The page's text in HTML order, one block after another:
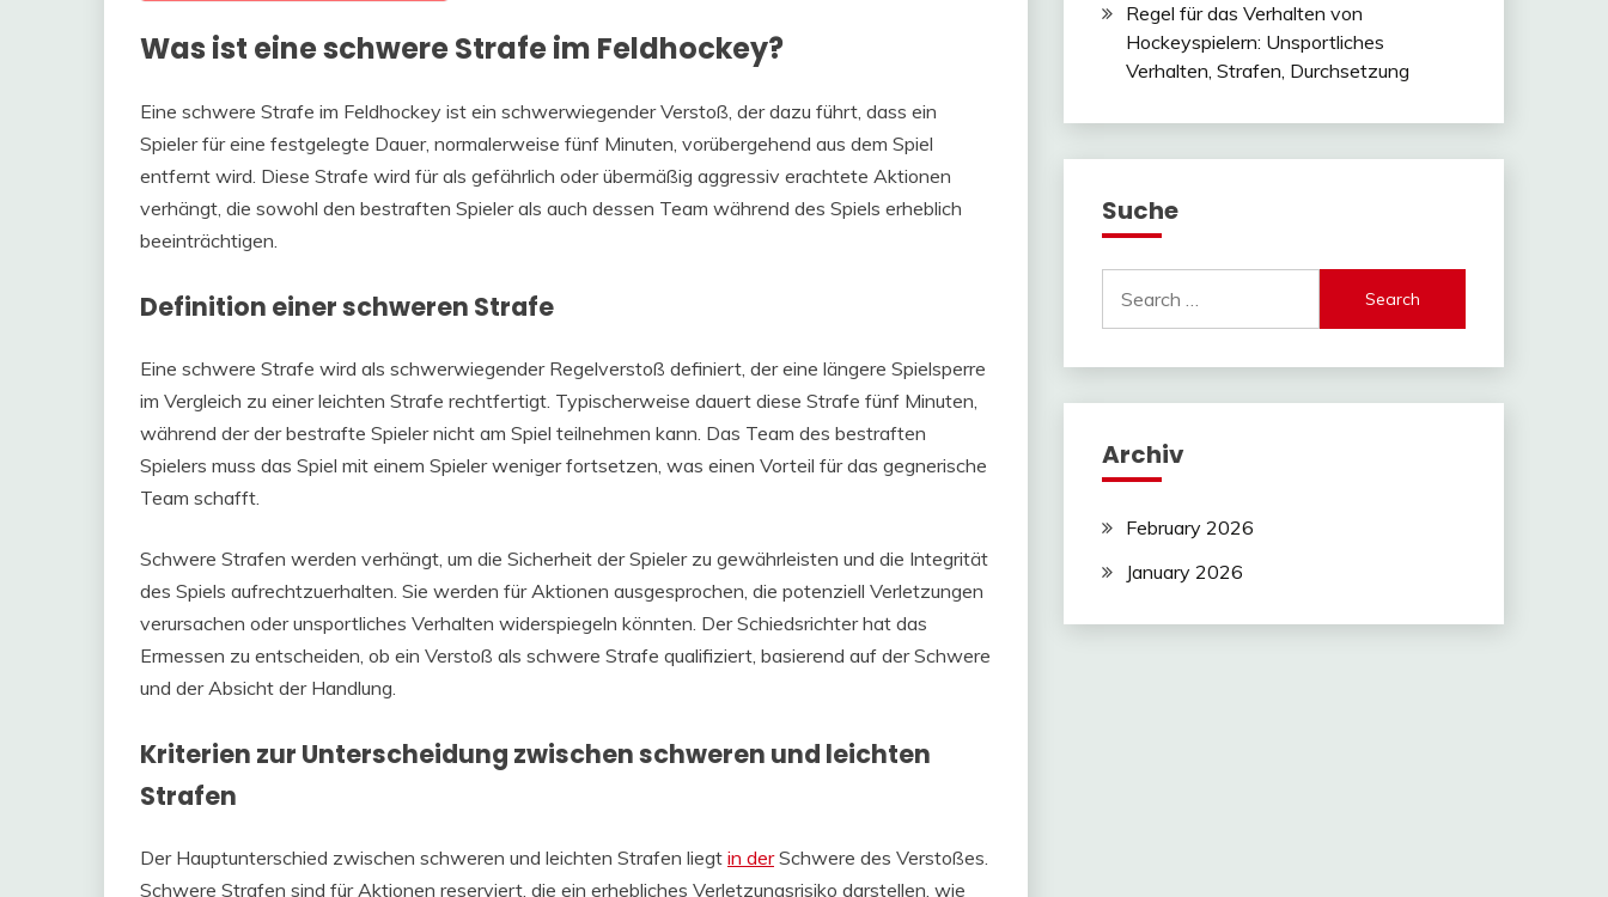
Was ist eine schwere Strafe im Feldhockey?
Eine schwere Strafe im Feldhockey ist ein schwerwiegender Verstoß, der dazu führt, dass ein
Spieler für eine festgelegte Dauer, normalerweise fünf Minuten, vorübergehend aus dem Spiel
entfernt wird. Diese Strafe wird für als gefährlich oder übermäßig aggressiv erachtete Aktionen
verhängt, die sowohl den bestraften Spieler als auch dessen Team während des Spiels erheblich
beeinträchtigen.
Definition einer schweren Strafe
Eine schwere Strafe wird als schwerwiegender Regelverstoß definiert, der eine längere Spielsperre
im Vergleich zu einer leichten Strafe rechtfertigt. Typischerweise dauert diese Strafe fünf Minuten,
während der der bestrafte Spieler nicht am Spiel teilnehmen kann. Das Team des bestraften
Spielers muss das Spiel mit einem Spieler weniger fortsetzen, was einen Vorteil für das gegnerische
Team schafft.
Schwere Strafen werden verhängt, um die Sicherheit der Spieler zu gewährleisten und die Integrität
des Spiels aufrechtzuerhalten. Sie werden für Aktionen ausgesprochen, die potenziell Verletzungen
verursachen oder unsportliches Verhalten widerspiegeln könnten. Der Schiedsrichter hat das
Ermessen zu entscheiden, ob ein Verstoß als schwere Strafe qualifiziert, basierend auf der Schwere
und der Absicht der Handlung.
Kriterien zur Unterscheidung zwischen schweren und leichten
Strafen
Der Hauptunterschied zwischen schweren und leichten Strafen liegt in derSchwere des Verstoßes.
Schwere Strafen sind für Aktionen reserviert, die ein erhebliches Verletzungsrisiko darstellen, wie
Regel für das Verhalten von
Hockeyspielern: Unsportliches
Verhalten, Strafen, Durchsetzung
Suche
for:
Archiv
February 2026
January 2026